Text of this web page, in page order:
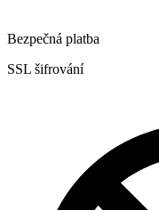
Bezpečná platba
SSL šifrování